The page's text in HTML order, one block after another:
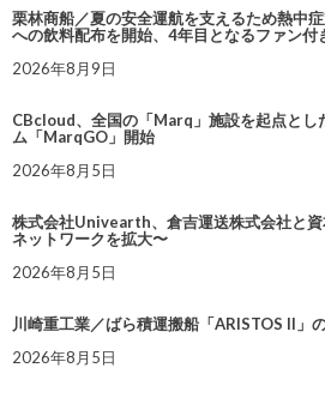
栗林商船／夏の安全運航を支えるため熱中
への飲料配布を開始、4年目となるファン付
2026年8月9日
CBcloud、全国の「Marq」施設を起点とし
ム「MarqGO」開始
2026年8月5日
株式会社Univearth、倉吉運送株式会社と
ネットワークを拡大〜
2026年8月5日
川崎重工業／ばら積運搬船「ARISTOS II」
2026年8月5日